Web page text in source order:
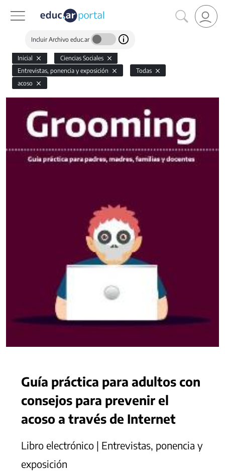
Incluir Archivo educ.ar
Inicial
Ciencias Sociales
Entrevistas, ponencia y exposición
Todas
acoso
Guía práctica para adultos con
consejos para prevenir el
acoso a través de Internet
Libro electrónico | Entrevistas, ponencia y
exposición